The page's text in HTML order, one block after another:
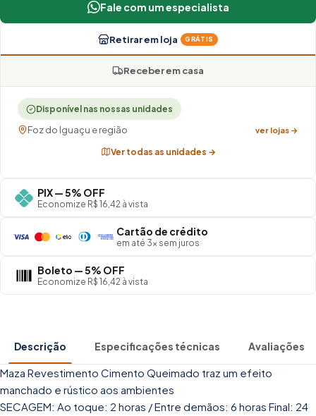
Fale com um especialista
Retirar em loja GRÁTIS
Receber em casa
Disponível nas nossas unidades
Foz do Iguaçu e região ver lojas →
Ver todas as unidades →
PIX — 5% OFF
Economize R$ 16,42 à vista
Cartão de crédito
em até 3× sem juros
Boleto — 5% OFF
Economize R$ 16,42 à vista
Descrição Especificações técnicas Avaliações
Maza Revestimento Cimento Queimado traz um efeito
manchado e rústico aos ambientes
SECAGEM: Ao toque: 2 horas / Entre demãos: 6 horas Final: 24